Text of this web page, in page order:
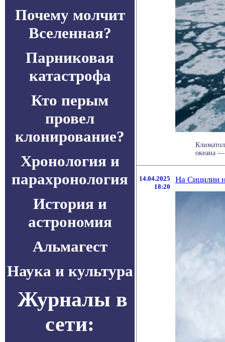
Почему молчит
Вселенная?
Парниковая
катастрофа
Кто перым
провел
клонирование?
Хронология и
парахронология
История и
астрономия
Альмагест
Наука и культура
Журналы в
сети:
океана —
14.04.2025
18:20
На Сицилии